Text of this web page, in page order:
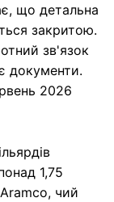
що детальна
закритою.
зв'язок
документи.
2026
1,75
чий